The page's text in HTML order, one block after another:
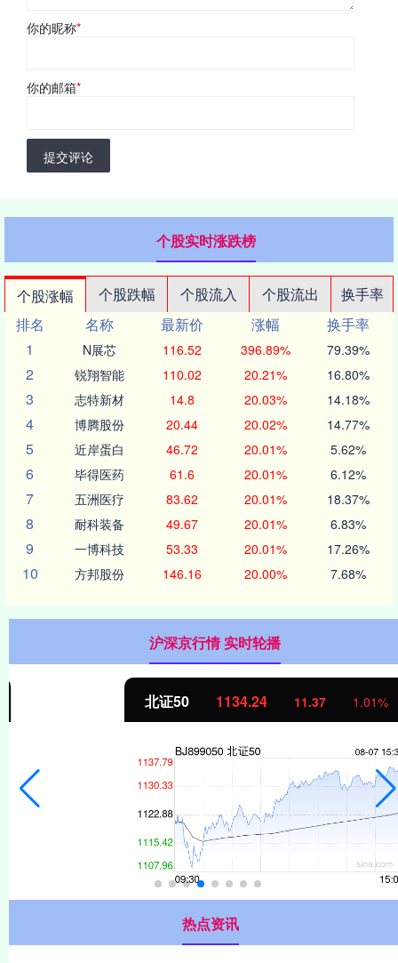
你的昵称*
你的邮箱*
提交评论
个股实时涨跌榜
个股涨幅 个股跌幅 个股流入 个股流出
换手率
排名
名称 最新价 涨幅
换手率
1
N展芯 116.52 396.89% 79.39%
2 锐翔智能 110.02 20.21% 16.80%
3 志特新材 14.8 20.03% 14.18%
4 博腾股份 20.44 20.02% 14.77%
5 近岸蛋白 46.72 20.01% 5.62%
6 毕得医药 61.6 20.01% 6.12%
7 五洲医疗 83.62 20.01% 18.37%
8 耐科装备 49.67 20.01% 6.83%
9 一博科技 53.33 20.01% 17.26%
10 方邦股份 146.16 20.00% 7.68%
沪深京行情 实时轮播
1134.24 11.37 1.01%
热点资讯